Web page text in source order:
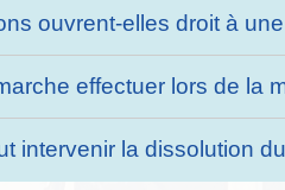
ouvrent-elles droit à
effectuer lors de la
intervenir la dissolution